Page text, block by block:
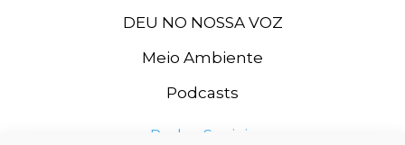
DEU NO NOSSA VOZ
Meio Ambiente
Podcasts
Redes Sociais